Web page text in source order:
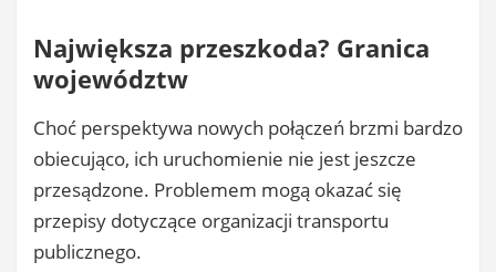
Największa przeszkoda? Granica
województw
Choć perspektywa nowych połączeń brzmi bardzo
obiecująco, ich uruchomienie nie jest jeszcze
przesądzone. Problemem mogą okazać się
przepisy dotyczące organizacji transportu
publicznego.